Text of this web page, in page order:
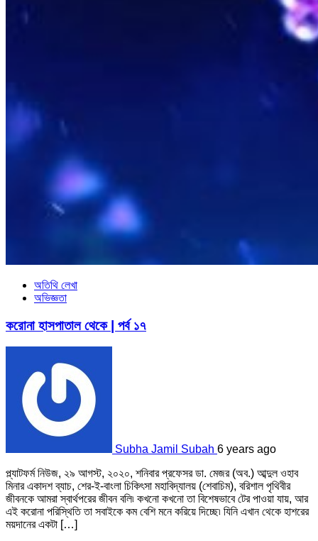
অতিথি লেখা
অভিজ্ঞতা
করোনা হাসপাতাল থেকে | পর্ব ১৭
Subha Jamil Subah 6 years ago
প্ল্যাটফর্ম নিউজ, ২৯ আগস্ট, ২০২০, শনিবার প্রফেসর ডা. মেজর (অব.) আব্দুল ওহাব
মিনার একাদশ ব্যাচ, শের-ই-বাংলা চিকিৎসা মহাবিদ্যালয় (শেবাচিম), বরিশাল পৃথিবীর
জীবনকে আমরা স্বার্থপরের জীবন বলি৷ কখনো কখনো তা বিশেষভাবে টের পাওয়া যায়, আর
এই করোনা পরিস্থিতি তা সবাইকে কম বেশি মনে করিয়ে দিচ্ছে৷ যিনি এখান থেকে হাশরের
ময়দানের একটা […]